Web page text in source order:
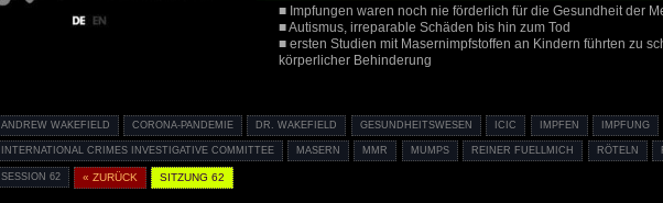
■ Impfungen waren noch nie förderlich für die Gesundheit der
■ Autismus, irreparable Schäden bis hin zum Tod
■ ersten Studien mit Masernimpfstoffen an Kindern führten zu
körperlicher Behinderung
ANDREW WAKEFIELD CORONA-PANDEMIE DR. WAKEFIELD GESUNDHEITSWESEN ICIC IMPFEN IMPFUNG
INTERNATIONAL CRIMES INVESTIGATIVE COMMITTEE MASERN MMR MUMPS REINER FUELLMICH RÖTELN
SESSION 62 « ZURÜCK SITZUNG 62